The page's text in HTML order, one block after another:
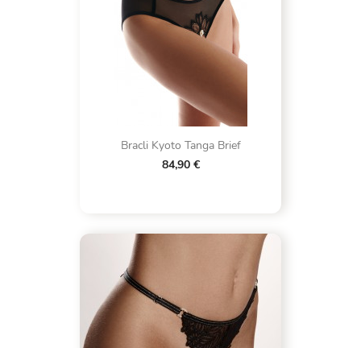
Bracli Kyoto Tanga Brief
84,90 €